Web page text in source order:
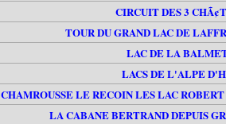
CIRCUIT DES 3
TOUR DU GRAND LAC DE
LAC DE LA
LACS DE L'ALPE
CHAMROUSSE LE RECOIN LES LAC
LA CABANE BERTRAND DEPUIS